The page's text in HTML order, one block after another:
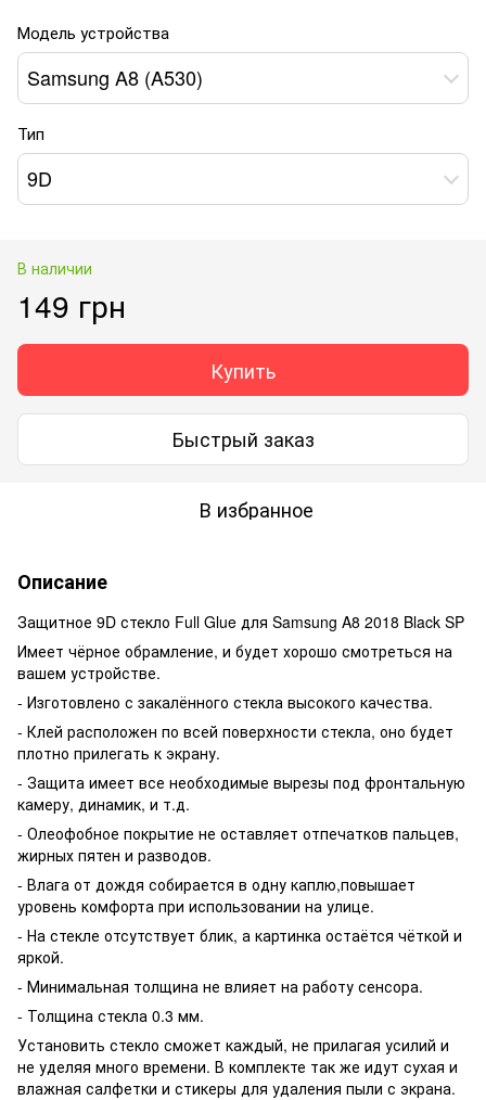
Модель устройства
Samsung A8 (A530)
Тип
9D
В наличии
149 грн
Купить
Быстрый заказ
В избранное
Описание
Защитное 9D стекло Full Glue для Samsung A8 2018 Black SP
Имеет чёрное обрамление, и будет хорошо смотреться на
вашем устройстве.
- Изготовлено с закалённого стекла высокого качества.
- Клей расположен по всей поверхности стекла, оно будет
плотно прилегать к экрану.
- Защита имеет все необходимые вырезы под фронтальную
камеру, динамик, и т.д.
- Олеофобное покрытие не оставляет отпечатков пальцев,
жирных пятен и разводов.
- Влага от дождя собирается в одну каплю,повышает
уровень комфорта при использовании на улице.
- На стекле отсутствует блик, а картинка остаётся чёткой и
яркой.
- Минимальная толщина не влияет на работу сенсора.
- Толщина стекла 0.3 мм.
Установить стекло сможет каждый, не прилагая усилий и
не уделяя много времени. В комплекте так же идут сухая и
влажная салфетки и стикеры для удаления пыли с экрана.